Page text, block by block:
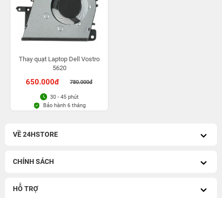
Thay quạt Laptop Dell Vostro
5620
650.000đ 780.000đ
30 - 45 phút
Bảo hành 6 tháng
VỀ 24HSTORE
CHÍNH SÁCH
HỖ TRỢ